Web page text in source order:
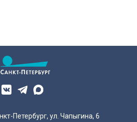
Петербург, ул. Чапыгина, 6